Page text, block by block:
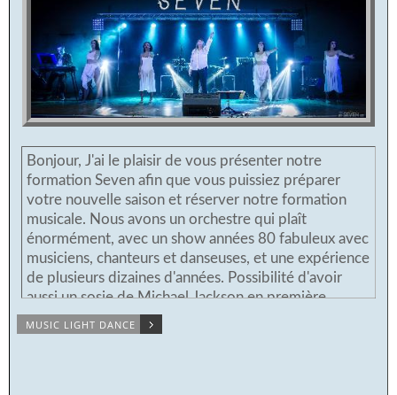
Bonjour, J'ai le plaisir de vous présenter notre
formation Seven afin que vous puissiez préparer
votre nouvelle saison et réserver notre formation
musicale. Nous avons un orchestre qui plaît
énormément, avec un show années 80 fabuleux avec
musiciens, chanteurs et danseuses, et une expérience
de plusieurs dizaines d'années. Possibilité d'avoir
aussi un sosie de Michael Jackson en première
partie. Mais aussi le répertoire des grands standards
populaires français et internationaux, avec la
MUSIC LIGHT DANCE